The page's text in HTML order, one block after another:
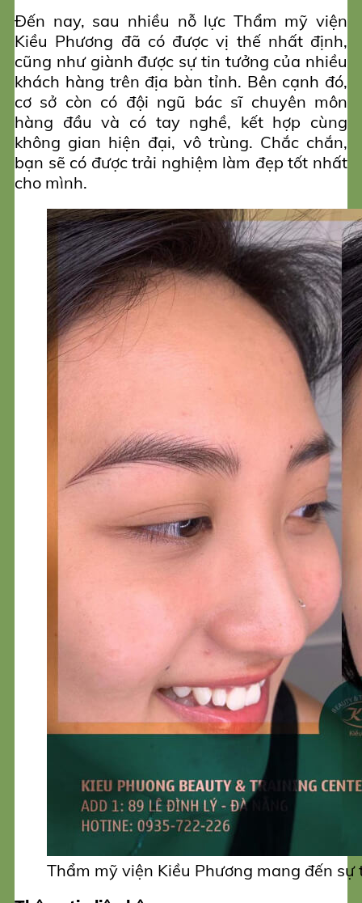
Đến nay, sau nhiều nỗ lực Thẩm mỹ viện
Kiều Phương đã có được vị thế nhất định,
cũng như giành được sự tin tưởng của nhiều
khách hàng trên địa bàn tỉnh. Bên cạnh đó,
cơ sở còn có đội ngũ bác sĩ chuyên môn
hàng đầu và có tay nghề, kết hợp cùng
không gian hiện đại, vô trùng. Chắc chắn,
bạn sẽ có được trải nghiệm làm đẹp tốt nhất
cho mình.
Thẩm mỹ viện Kiều Phương mang đến